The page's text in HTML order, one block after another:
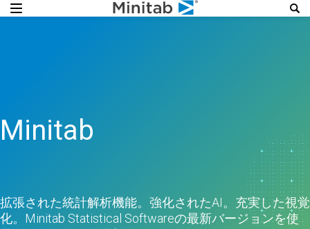
Minitab
拡張された統計解析機能。強化されたAI。充実した視覚
化。Minitab Statistical Softwareの最新バージョンを使